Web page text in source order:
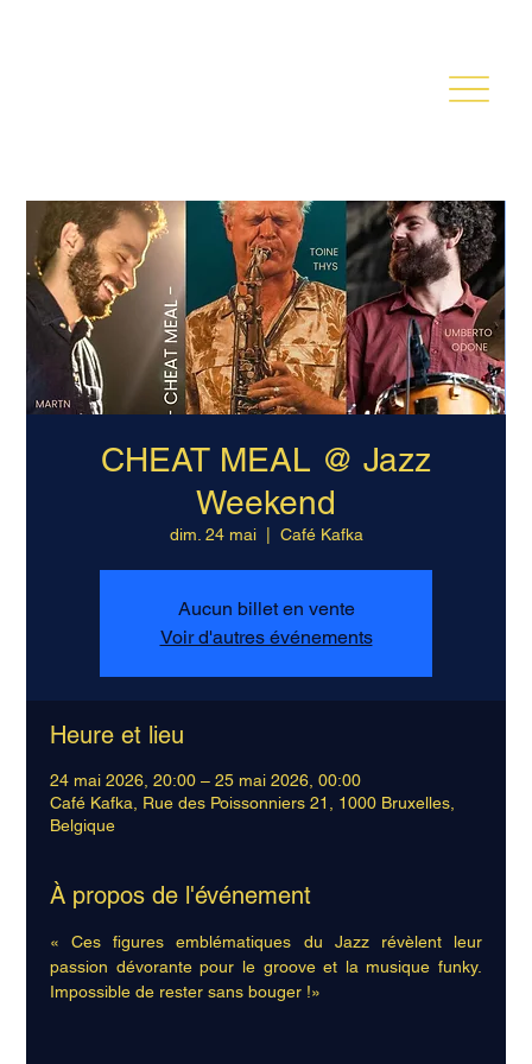
CHEAT MEAL @ Jazz
Weekend
dim. 24 mai
  |
Café Kafka
Aucun billet en vente
Voir d'autres événements
Heure et lieu
24 mai 2026, 20:00 – 25 mai 2026, 00:00
Café Kafka, Rue des Poissonniers 21, 1000 Bruxelles,
Belgique
À propos de l'événement
« Ces figures emblématiques du Jazz révèlent leur
passion dévorante pour le groove et la musique funky.
Impossible de rester sans bouger !»